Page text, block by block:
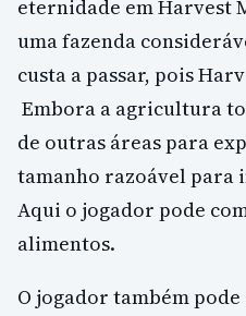
eternidade em Harvest
uma fazenda
custa a passar, pois
Embora a agricultura
de outras áreas para
tamanho razoável para
Aqui o jogador pode
alimentos.
O jogador também